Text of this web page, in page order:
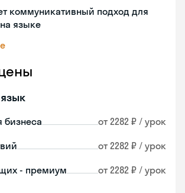
коммуникативный подход для
языке
бизнеса от 2282 ₽ / урок
от 2282 ₽ / урок
- премиум от 2282 ₽ / урок